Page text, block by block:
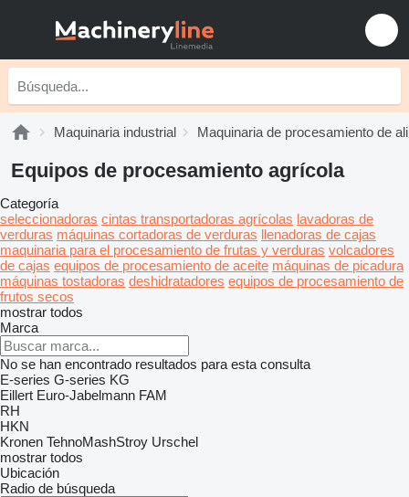
Maquinaria industrial Maquinaria de procesamiento de
Equipos de procesamiento agrícola
Categoría
seleccionadoras cintas transportadoras agrícolas lavadoras de
verduras máquinas cortadoras de verduras llenadoras de cajas
maquinaria para el procesamiento de frutas y verduras volcadores
de cajas equipos de procesamiento de aceite máquinas de picadura
máquinas tostadoras deshidratadores equipos de procesamiento de
frutos secos
mostrar todos
Marca
No se han encontrado resultados para esta consulta
E-series G-series KG
Eillert Euro-Jabelmann FAM
RH
HKN
Kronen TehnoMashStroy Urschel
mostrar todos
Ubicación
Radio de búsqueda